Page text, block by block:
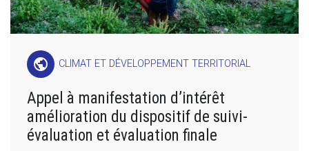
public CLIMAT ET DÉVELOPPEMENT TERRITORIAL
Appel à manifestation d’intérêt
amélioration du dispositif de suivi-
évaluation et évaluation finale